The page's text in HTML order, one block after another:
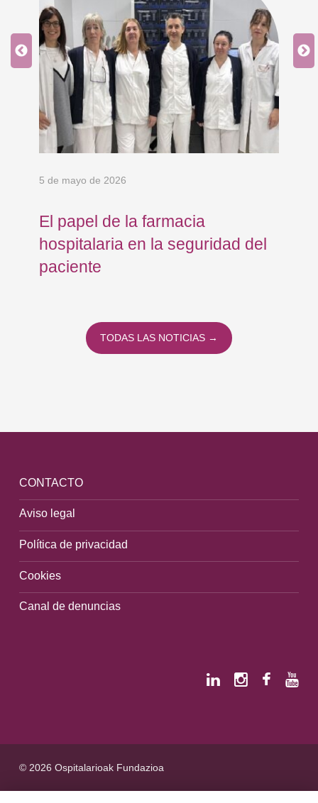
5 de mayo de 2026
El papel de la farmacia
hospitalaria en la seguridad del
paciente
TODAS LAS NOTICIAS →
CONTACTO
Aviso legal
Política de privacidad
Cookies
Canal de denuncias
© 2026 Ospitalarioak Fundazioa